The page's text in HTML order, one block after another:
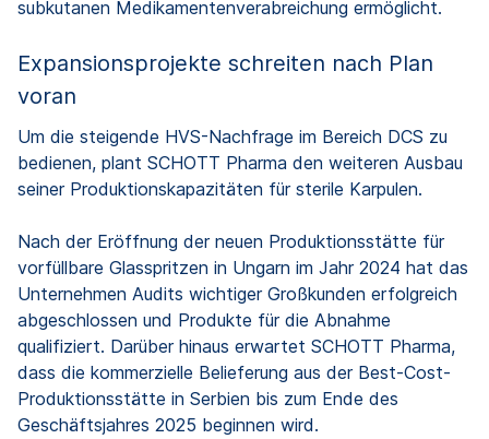
subkutanen Medikamentenverabreichung ermöglicht.
Expansionsprojekte schreiten nach Plan
voran
Um die steigende HVS-Nachfrage im Bereich DCS zu
bedienen, plant SCHOTT Pharma den weiteren Ausbau
seiner Produktionskapazitäten für sterile Karpulen.
Nach der Eröffnung der neuen Produktionsstätte für
vorfüllbare Glasspritzen in Ungarn im Jahr 2024 hat das
Unternehmen Audits wichtiger Großkunden erfolgreich
abgeschlossen und Produkte für die Abnahme
qualifiziert. Darüber hinaus erwartet SCHOTT Pharma,
dass die kommerzielle Belieferung aus der Best-Cost-
Produktionsstätte in Serbien bis zum Ende des
Geschäftsjahres 2025 beginnen wird.